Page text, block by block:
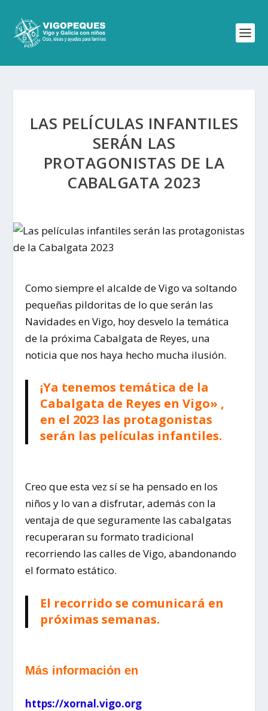
LAS PELÍCULAS INFANTILES
SERÁN LAS
PROTAGONISTAS DE LA
CABALGATA 2023
Como siempre el alcalde de Vigo va soltando
pequeñas pildoritas de lo que serán las
Navidades en Vigo, hoy desvelo la temática
de la próxima Cabalgata de Reyes, una
noticia que nos haya hecho mucha ilusión.
¡Ya tenemos temática de la
Cabalgata de Reyes en Vigo» ,
en el 2023 las protagonistas
serán las películas infantiles.
Creo que esta vez sí se ha pensado en los
niños y lo van a disfrutar, además con la
ventaja de que seguramente las cabalgatas
recuperaran su formato tradicional
recorriendo las calles de Vigo, abandonando
el formato estático.
El recorrido se comunicará en
próximas semanas.
Más información en
https://xornal.vigo.org